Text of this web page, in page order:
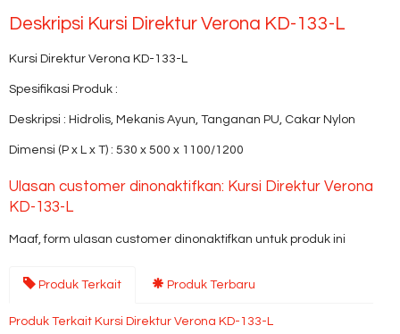
Deskripsi Kursi Direktur Verona KD-133-L
Kursi Direktur Verona KD-133-L
Spesifikasi Produk :
Deskripsi : Hidrolis, Mekanis Ayun, Tanganan PU, Cakar Nylon
Dimensi (P x L x T) : 530 x 500 x 1100/1200
Ulasan customer dinonaktifkan: Kursi Direktur Verona
KD-133-L
Maaf, form ulasan customer dinonaktifkan untuk produk ini
Produk Terkait Produk Terbaru
Produk Terkait Kursi Direktur Verona KD-133-L